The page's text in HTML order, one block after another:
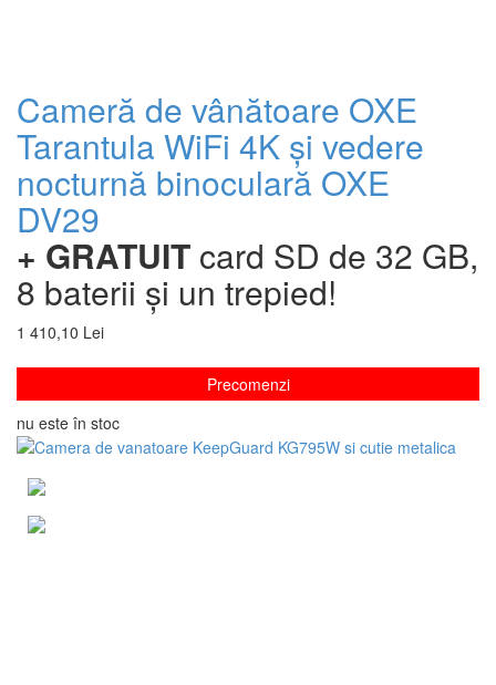
Cameră de vânătoare OXE
Tarantula WiFi 4K și vedere
nocturnă binoculară OXE
DV29
+ GRATUIT card SD de 32 GB,
8 baterii și un trepied!
1 410,10 Lei
Precomenzi
nu este în stoc